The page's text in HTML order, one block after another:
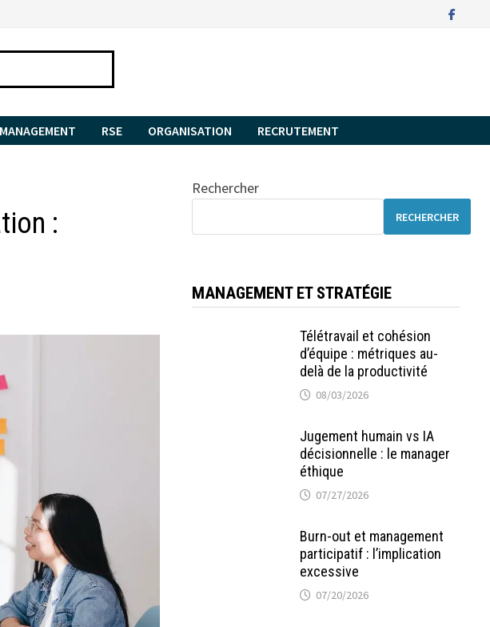
MANAGEMENT RSE ORGANISATION RECRUTEMENT
:
Rechercher
RECHERCHER
MANAGEMENT ET STRATÉGIE
Télétravail et cohésion
d’équipe : métriques au-
delà de la productivité
08/03/2026
Jugement humain vs IA
décisionnelle : le manager
éthique
07/27/2026
Burn-out et management
participatif : l’implication
excessive
07/20/2026